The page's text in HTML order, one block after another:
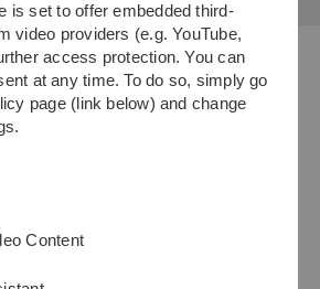
Ruiju Dong aus China:
zu anderen
Ruiju Dong ist
is set to offer embedded third-
video providers (e.g. YouTube,
access protection. You can
at any time. To do so, simply go
page (link below) and change
Content